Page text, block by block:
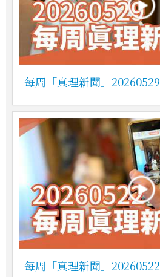
每周「真理新聞」20260529
每周「真理新聞」20260522